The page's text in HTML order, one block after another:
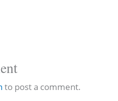
to post a comment.